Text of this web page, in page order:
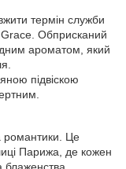
термін служби
Grace. Обприсканий
ароматом, який
підвіскою
романтики. Це
Парижа, де кожен
блаженства